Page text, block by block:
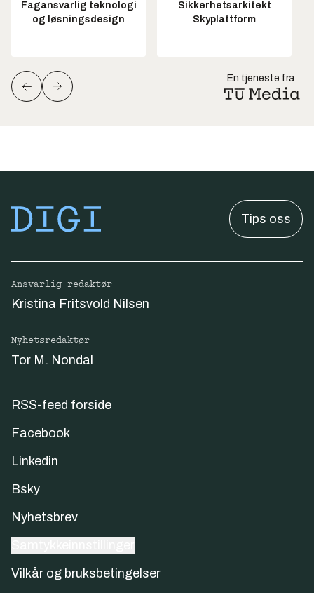
Fagansvarlig teknologi
og løsningsdesign
Sikkerhetsarkitekt
Skyplattform
En tjeneste fra
Tips oss
Ansvarlig redaktør
Kristina Fritsvold Nilsen
Nyhetsredaktør
Tor M. Nondal
RSS-feed forside
Facebook
Linkedin
Bsky
Nyhetsbrev
Vilkår og bruksbetingelser